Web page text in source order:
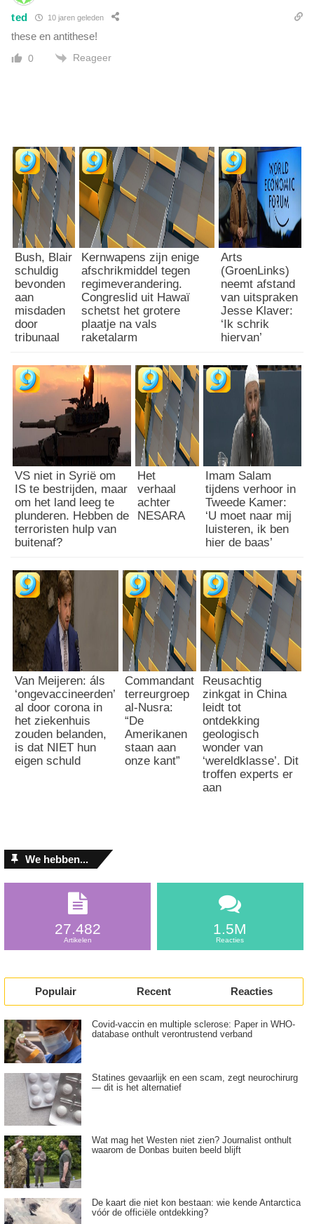
ted 10 jaren geleden
these en antithese!
0 Reageer
Bush, Blair
schuldig
bevonden
aan
misdaden
door
tribunaal
Kernwapens zijn enige
afschrikmiddel tegen
regimeverandering.
Congreslid uit Hawaï
schetst het grotere
plaatje na vals
raketalarm
Arts
(GroenLinks)
neemt afstand
van uitspraken
Jesse Klaver:
‘Ik schrik
hiervan’
VS niet in Syrië om
IS te bestrijden, maar
om het land leeg te
plunderen. Hebben de
terroristen hulp van
buitenaf?
Het
verhaal
achter
NESARA
Imam Salam
tijdens verhoor in
Tweede Kamer:
‘U moet naar mij
luisteren, ik ben
hier de baas’
Van Meijeren: áls
‘ongevaccineerden’
al door corona in
het ziekenhuis
zouden belanden,
is dat NIET hun
eigen schuld
Commandant
terreurgroep
al-Nusra:
“De
Amerikanen
staan aan
onze kant”
Reusachtig
zinkgat in China
leidt tot
ontdekking
geologisch
wonder van
‘wereldklasse’. Dit
troffen experts er
aan
We hebben...
27.482
Artikelen
1.5M
Reacties
Populair Recent Reacties
Covid-vaccin en multiple sclerose: Paper in WHO-
database onthult verontrustend verband
Statines gevaarlijk en een scam, zegt neurochirurg
— dit is het alternatief
Wat mag het Westen niet zien? Journalist onthult
waarom de Donbas buiten beeld blijft
De kaart die niet kon bestaan: wie kende Antarctica
vóór de officiële ontdekking?